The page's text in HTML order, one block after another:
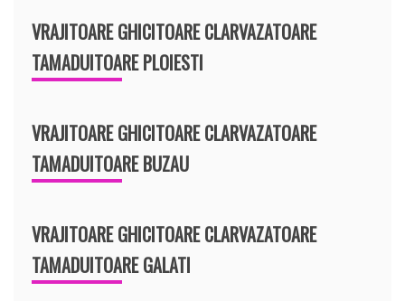
VRAJITOARE GHICITOARE CLARVAZATOARE
TAMADUITOARE PLOIESTI
VRAJITOARE GHICITOARE CLARVAZATOARE
TAMADUITOARE BUZAU
VRAJITOARE GHICITOARE CLARVAZATOARE
TAMADUITOARE GALATI